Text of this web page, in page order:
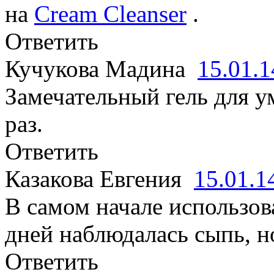
на Cream Cleanser .
Ответить
Кучукова Мадина
Замечательный гель для
раз.
Ответить
Казакова Евгения
В самом начале
дней наблюдалась сыпь,
Ответить